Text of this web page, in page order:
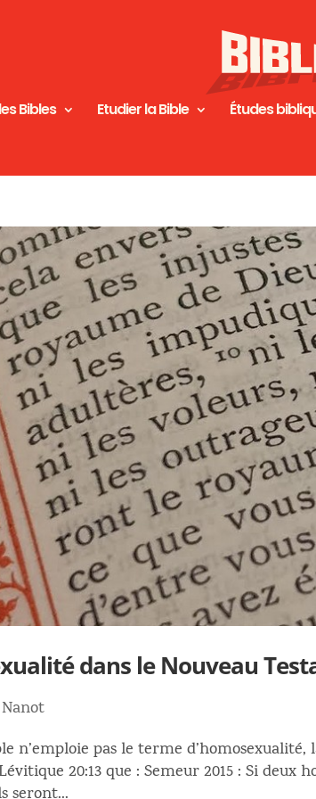
Bibles Etudier la Bible Études
dans le Nouveau
n’emploie pas le terme
20:13 que : Semeur 2015 : Si